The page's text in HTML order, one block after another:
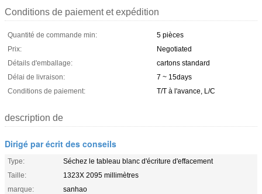
Conditions de paiement et expédition
Quantité de commande min:
5 pièces
Prix:
Negotiated
Détails d'emballage:
cartons standard
Délai de livraison:
7 ~ 15days
Conditions de paiement:
T/T à l'avance, L/C
description de
Dirigé par écrit des conseils
Type:
Séchez le tableau blanc d'écriture d'effacement
Taille:
1323X 2095 millimètres
marque:
sanhao